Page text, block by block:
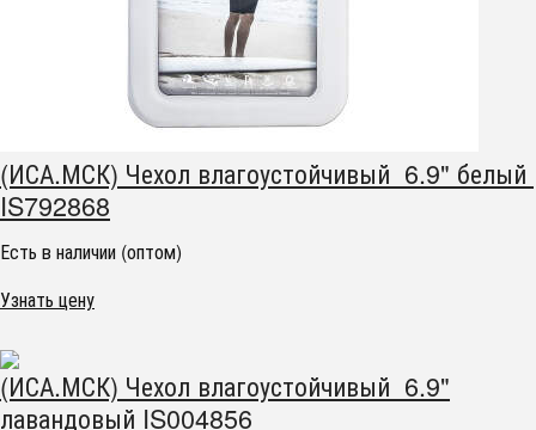
(ИСА.МСК) Чехол влагоустойчивый 6.9" белый
IS792868
Есть в наличии (оптом)
Узнать цену
(ИСА.МСК) Чехол влагоустойчивый 6.9"
лавандовый IS004856